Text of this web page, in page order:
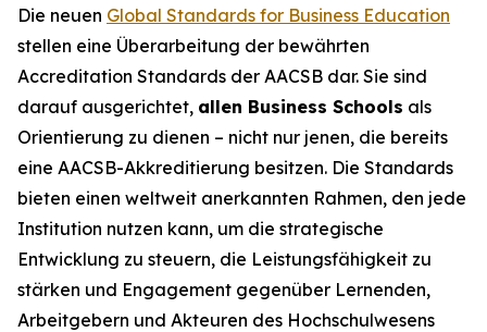
Die neuen Global Standards for Business Education
stellen eine Überarbeitung der bewährten
Accreditation Standards der AACSB dar. Sie sind
darauf ausgerichtet, allen Business Schools als
Orientierung zu dienen – nicht nur jenen, die bereits
eine AACSB-Akkreditierung besitzen. Die Standards
bieten einen weltweit anerkannten Rahmen, den jede
Institution nutzen kann, um die strategische
Entwicklung zu steuern, die Leistungsfähigkeit zu
stärken und Engagement gegenüber Lernenden,
Arbeitgebern und Akteuren des Hochschulwesens